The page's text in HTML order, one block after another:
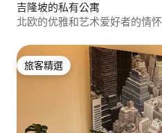
吉隆坡的私有公寓
北欧的优雅和艺术爱好者的情怀
旅客精選
旅客精選